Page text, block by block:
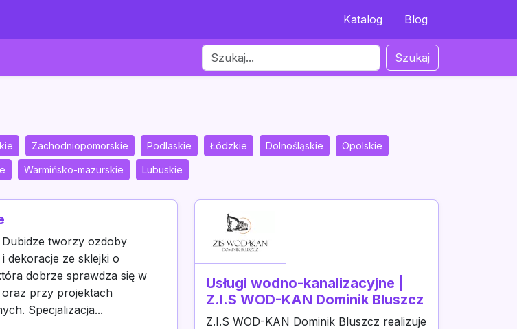
Katalog Blog
Szukaj
Zachodniopomorskie Podlaskie Łódzkie Dolnośląskie Opolskie
Warmińsko-mazurskie Lubuskie
tworzy ozdoby
dekoracje ze sklejki o
dobrze sprawdza się w
oraz przy projektach
Specjalizacja...
Usługi wodno-kanalizacyjne |
Z.I.S WOD-KAN Dominik Bluszcz
Z.I.S WOD-KAN Dominik Bluszcz realizuje